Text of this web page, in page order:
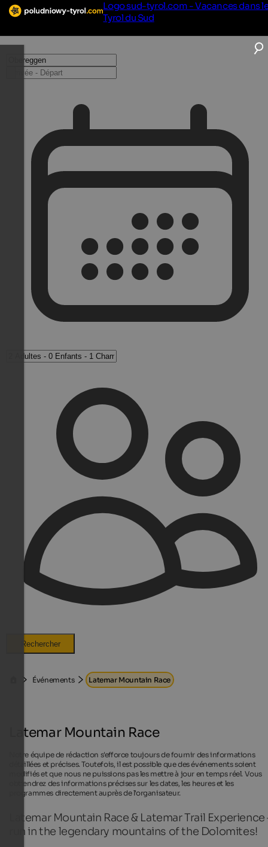
Logo sud-tyrol.com - Vacances dans
Tyrol du Sud
Rechercher
Événements Latemar Mountain Race
Latemar Mountain Race
Notre équipe de rédaction s'efforce toujours de fournir des informations
détaillées et précises. Toutefois, il est possible que des événements soient
modifiés et que nous ne puissions pas les mettre à jour en temps réel. Vous
obtiendrez des informations précises sur les dates, les heures et les
programmes directement auprès de l'organisateur.
Latemar Mountain Race & Latemar Trail Experience
run in the legendary mountains of the Dolomites!